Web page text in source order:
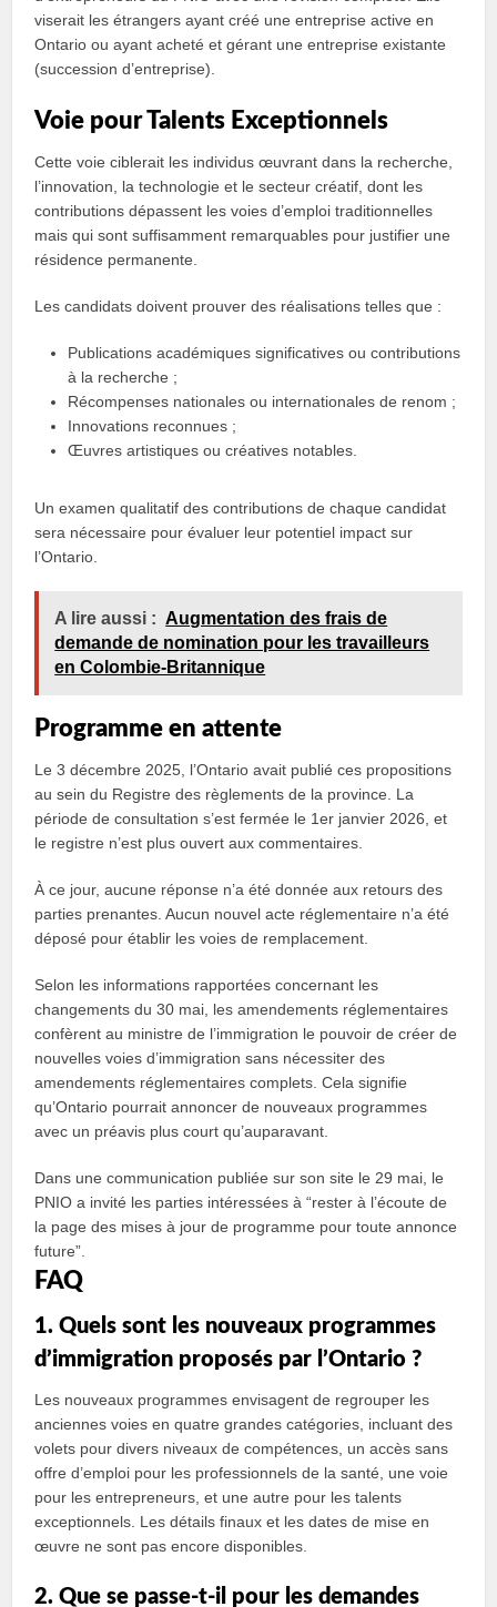
viserait les étrangers ayant créé une entreprise active en
Ontario ou ayant acheté et gérant une entreprise existante
(succession d’entreprise).
Voie pour Talents Exceptionnels
Cette voie ciblerait les individus œuvrant dans la recherche,
l’innovation, la technologie et le secteur créatif, dont les
contributions dépassent les voies d’emploi traditionnelles
mais qui sont suffisamment remarquables pour justifier une
résidence permanente.
Les candidats doivent prouver des réalisations telles que :
Publications académiques significatives ou contributions
à la recherche ;
Récompenses nationales ou internationales de renom ;
Innovations reconnues ;
Œuvres artistiques ou créatives notables.
Un examen qualitatif des contributions de chaque candidat
sera nécessaire pour évaluer leur potentiel impact sur
l’Ontario.
A lire aussi : Augmentation des frais de
demande de nomination pour les travailleurs
en Colombie-Britannique
Programme en attente
Le 3 décembre 2025, l’Ontario avait publié ces propositions
au sein du Registre des règlements de la province. La
période de consultation s’est fermée le 1er janvier 2026, et
le registre n’est plus ouvert aux commentaires.
À ce jour, aucune réponse n’a été donnée aux retours des
parties prenantes. Aucun nouvel acte réglementaire n’a été
déposé pour établir les voies de remplacement.
Selon les informations rapportées concernant les
changements du 30 mai, les amendements réglementaires
confèrent au ministre de l’immigration le pouvoir de créer de
nouvelles voies d’immigration sans nécessiter des
amendements réglementaires complets. Cela signifie
qu’Ontario pourrait annoncer de nouveaux programmes
avec un préavis plus court qu’auparavant.
Dans une communication publiée sur son site le 29 mai, le
PNIO a invité les parties intéressées à “rester à l’écoute de
la page des mises à jour de programme pour toute annonce
future”.
FAQ
1. Quels sont les nouveaux programmes
d’immigration proposés par l’Ontario ?
Les nouveaux programmes envisagent de regrouper les
anciennes voies en quatre grandes catégories, incluant des
volets pour divers niveaux de compétences, un accès sans
offre d’emploi pour les professionnels de la santé, une voie
pour les entrepreneurs, et une autre pour les talents
exceptionnels. Les détails finaux et les dates de mise en
œuvre ne sont pas encore disponibles.
2. Que se passe-t-il pour les demandes